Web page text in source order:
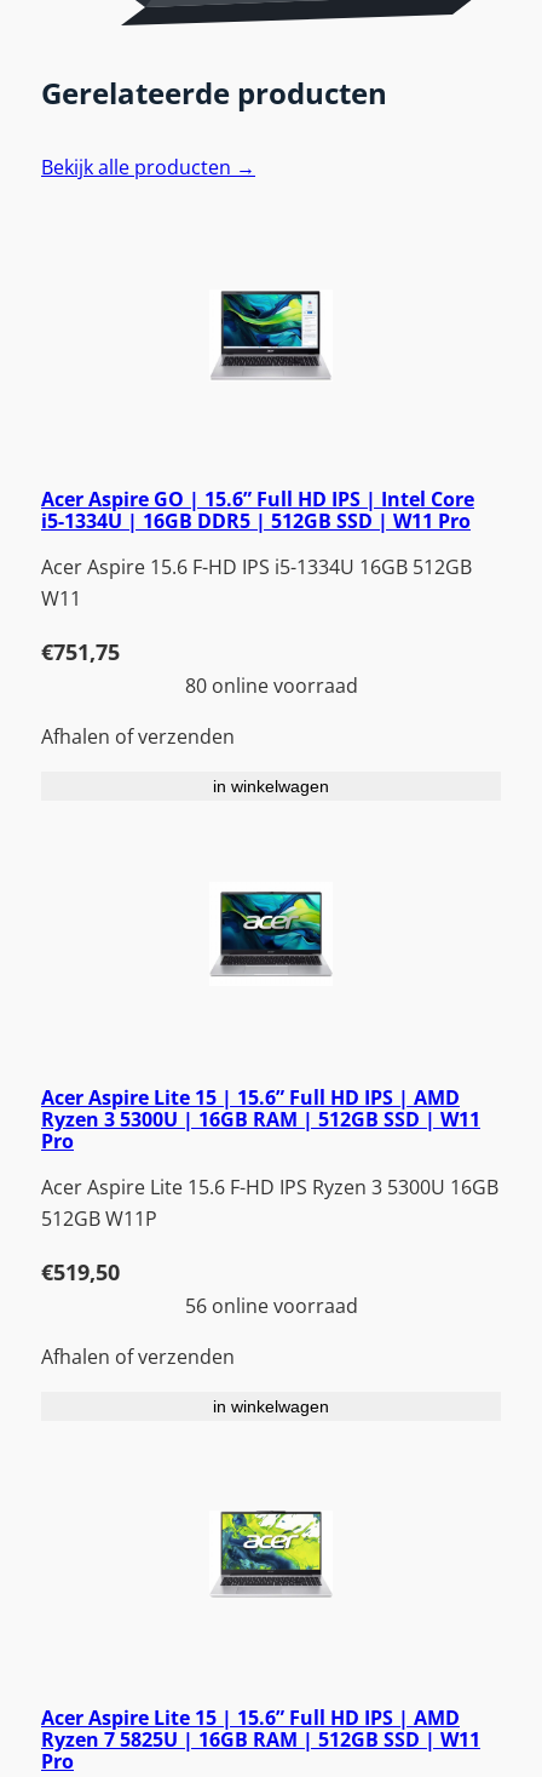
Gerelateerde producten
Bekijk alle producten →
Acer Aspire GO | 15.6” Full HD IPS | Intel Core
i5-1334U | 16GB DDR5 | 512GB SSD | W11 Pro
Acer Aspire 15.6 F-HD IPS i5-1334U 16GB 512GB
W11
€751,75
80 online voorraad
Afhalen of verzenden
in winkelwagen
Acer Aspire Lite 15 | 15.6” Full HD IPS | AMD
Ryzen 3 5300U | 16GB RAM | 512GB SSD | W11
Pro
Acer Aspire Lite 15.6 F-HD IPS Ryzen 3 5300U 16GB
512GB W11P
€519,50
56 online voorraad
Afhalen of verzenden
in winkelwagen
Acer Aspire Lite 15 | 15.6” Full HD IPS | AMD
Ryzen 7 5825U | 16GB RAM | 512GB SSD | W11
Pro